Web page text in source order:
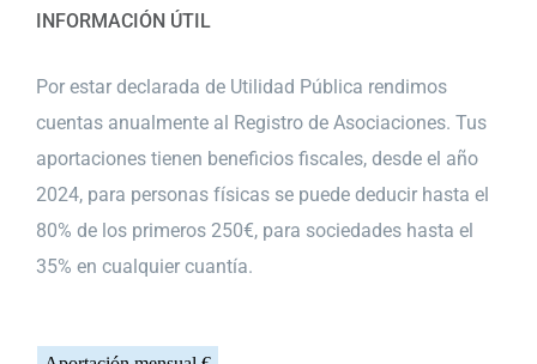
INFORMACIÓN ÚTIL
Por estar declarada de Utilidad Pública rendimos
cuentas anualmente al Registro de Asociaciones. Tus
aportaciones tienen beneficios fiscales, desde el año
2024, para personas físicas se puede deducir hasta el
80% de los primeros 250€, para sociedades hasta el
35% en cualquier cuantía.